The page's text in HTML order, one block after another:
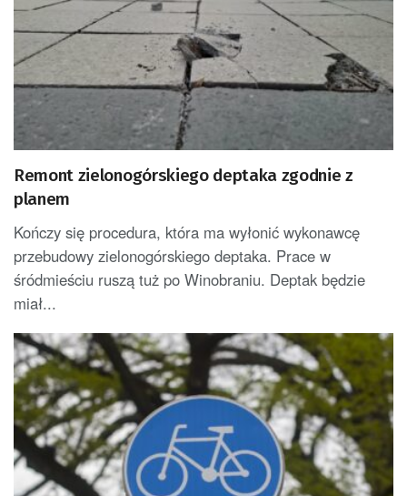
Remont zielonogórskiego deptaka zgodnie z
planem
Kończy się procedura, która ma wyłonić wykonawcę
przebudowy zielonogórskiego deptaka. Prace w
śródmieściu ruszą tuż po Winobraniu. Deptak będzie
miał...